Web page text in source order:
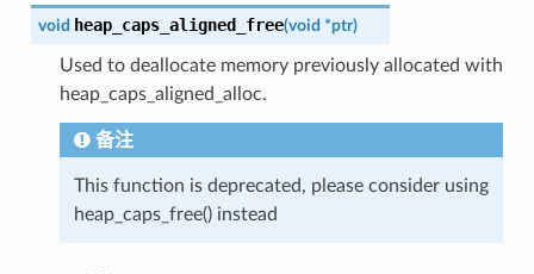
void heap_caps_aligned_free(void *ptr)
Used to deallocate memory previously allocated with
heap_caps_aligned_alloc.
备注
This function is deprecated, please consider using
heap_caps_free() instead